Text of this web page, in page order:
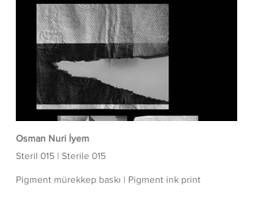
Osman Nuri İyem
Steril 015 | Sterile 015
Pigment mürekkep baskı | Pigment ink print